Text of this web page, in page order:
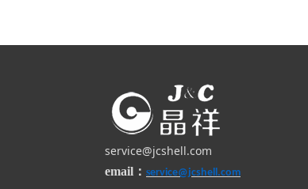
service@jcshell.com
email ： service@jcshell.com